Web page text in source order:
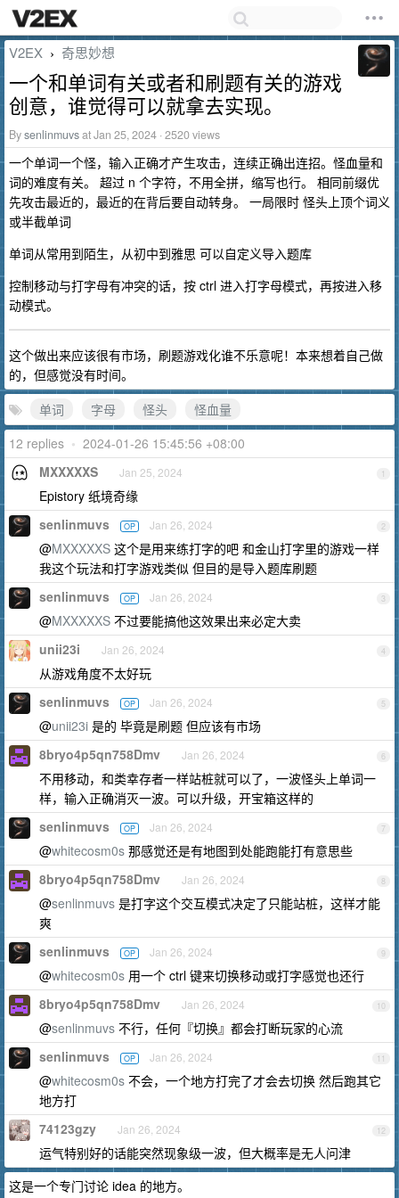
V2EX › 奇思妙想
一个和单词有关或者和刷题有关的游戏
创意，谁觉得可以就拿去实现。
Bysenlinmuvsat Jan 25, 2024 · 2520 views
一个单词一个怪，输入正确才产生攻击，连续正确出连招。怪血量和
词的难度有关。 超过 n 个字符，不用全拼，缩写也行。 相同前缀优
先攻击最近的，最近的在背后要自动转身。 一局限时 怪头上顶个词义
或半截单词
单词从常用到陌生，从初中到雅思 可以自定义导入题库
控制移动与打字母有冲突的话，按 ctrl 进入打字母模式，再按进入移
动模式。
这个做出来应该很有市场，刷题游戏化谁不乐意呢！本来想着自己做
的，但感觉没有时间。
单词
字母 怪头
怪血量
12 replies • 2024-01-26 15:45:56 +08:00
1
MXXXXXS Jan 25, 2024
Epistory 纸境奇缘
2
senlinmuvs OP Jan 26, 2024
@MXXXXXS 这个是用来练打字的吧 和金山打字里的游戏一样
我这个玩法和打字游戏类似 但目的是导入题库刷题
3
senlinmuvs OP Jan 26, 2024
@MXXXXXS 不过要能搞他这效果出来必定大卖
4
unii23i Jan 26, 2024
从游戏角度不太好玩
5
senlinmuvs OP Jan 26, 2024
@unii23i 是的 毕竟是刷题 但应该有市场
6
8bryo4p5qn758Dmv Jan 26, 2024
不用移动，和类幸存者一样站桩就可以了，一波怪头上单词一
样，输入正确消灭一波。可以升级，开宝箱这样的
7
senlinmuvs OP Jan 26, 2024
@whitecosm0s 那感觉还是有地图到处能跑能打有意思些
8
8bryo4p5qn758Dmv Jan 26, 2024
@senlinmuvs 是打字这个交互模式决定了只能站桩，这样才能
爽
9
senlinmuvs OP Jan 26, 2024
@whitecosm0s 用一个 ctrl 键来切换移动或打字感觉也还行
10
8bryo4p5qn758Dmv Jan 26, 2024
@senlinmuvs 不行，任何『切换』都会打断玩家的心流
11
senlinmuvs OP Jan 26, 2024
@whitecosm0s 不会，一个地方打完了才会去切换 然后跑其它
地方打
12
74123gzy Jan 26, 2024
运气特别好的话能突然现象级一波，但大概率是无人问津
这是一个专门讨论 idea 的地方。